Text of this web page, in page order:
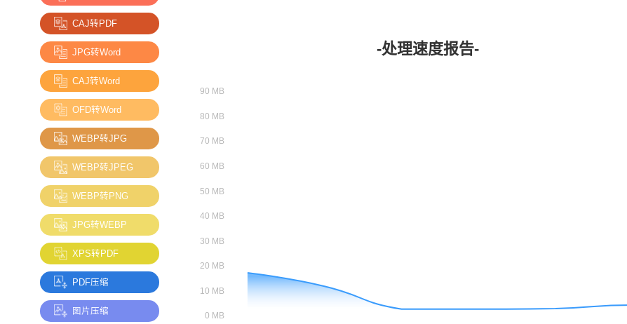
CAJ转PDF
JPG转Word
CAJ转Word
OFD转Word
WEBP转JPG
WEBP转JPEG
WEBP转PNG
JPG转WEBP
XPS转PDF
PDF压缩
图片压缩
-处理速度报告-